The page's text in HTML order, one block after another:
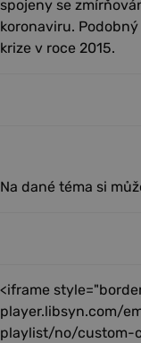
spojeny se
koronaviru.
krize v roce 2015.
Na dané téma si
<iframe
player.libsyn.com/
playlist/no/custom-